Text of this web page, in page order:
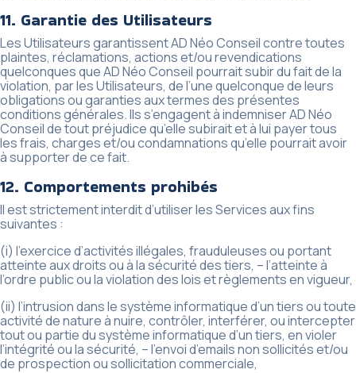
11. Garantie des Utilisateurs
Les Utilisateurs garantissent AD Néo Conseil contre toutes
plaintes, réclamations, actions et/ou revendications
quelconques que AD Néo Conseil pourrait subir du fait de la
violation, par les Utilisateurs, de l’une quelconque de leurs
obligations ou garanties aux termes des présentes
conditions générales. Ils s’engagent à indemniser AD Néo
Conseil de tout préjudice qu’elle subirait et à lui payer tous
les frais, charges et/ou condamnations qu’elle pourrait avoir
à supporter de ce fait.
12. Comportements prohibés
Il est strictement interdit d’utiliser les Services aux fins
suivantes :
(i) l’exercice d’activités illégales, frauduleuses ou portant
atteinte aux droits ou à la sécurité des tiers, – l’atteinte à
l’ordre public ou la violation des lois et règlements en vigueur,
(ii) l’intrusion dans le système informatique d’un tiers ou toute
activité de nature à nuire, contrôler, interférer, ou intercepter
tout ou partie du système informatique d’un tiers, en violer
l’intégrité ou la sécurité, – l’envoi d’emails non sollicités et/ou
de prospection ou sollicitation commerciale,